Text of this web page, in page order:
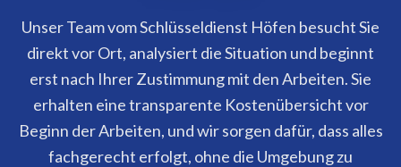
Unser Team vom Schlüsseldienst Höfen besucht Sie
direkt vor Ort, analysiert die Situation und beginnt
erst nach Ihrer Zustimmung mit den Arbeiten. Sie
erhalten eine transparente Kostenübersicht vor
Beginn der Arbeiten, und wir sorgen dafür, dass alles
fachgerecht erfolgt, ohne die Umgebung zu